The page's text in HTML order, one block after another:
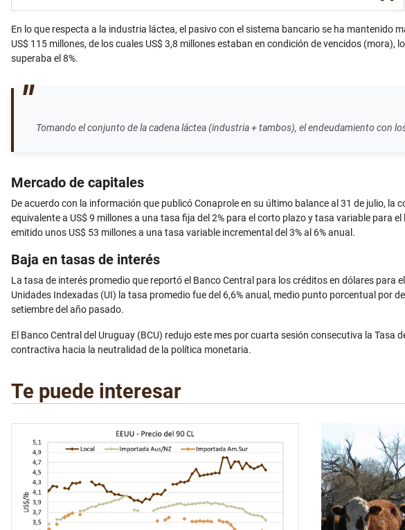
En lo que respecta a la industria láctea, el pasivo con el sistema bancario se ha mantenido
US$ 115 millones, de los cuales US$ 3,8 millones estaban en condición de vencidos
superaba el 8%.
Tomando el conjunto de la cadena láctea (industria + tambos), el endeudamiento con
Mercado de capitales
De acuerdo con la información que publicó Conaprole en su último balance al 31 de julio,
equivalente a US$ 9 millones a una tasa fija del 2% para el corto plazo y tasa variable para
emitido unos US$ 53 millones a una tasa variable incremental del 3% al 6% anual.
Baja en tasas de interés
La tasa de interés promedio que reportó el Banco Central para los créditos en dólares para
Unidades Indexadas (UI) la tasa promedio fue del 6,6% anual, medio punto porcentual por
setiembre del año pasado.
El Banco Central del Uruguay (BCU) redujo este mes por cuarta sesión consecutiva la
contractiva hacia la neutralidad de la política monetaria.
Te puede interesar